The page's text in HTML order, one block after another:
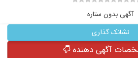
آگهی بدون ستاره
نشانک گذاری
آگهی دهنده